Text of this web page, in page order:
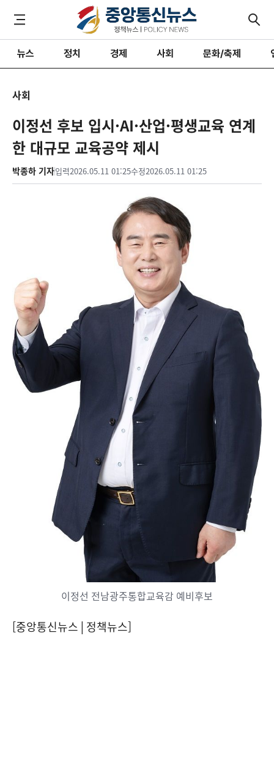
뉴스 정치 경제 사회 문화/축제
사회
이정선 후보 입시·AI·산업·평생교육 연계
한 대규모 교육공약 제시
박종하 기자입력2026.05.11 01:25수정2026.05.11 01:25
이정선 전남광주통합교육감 예비후보
[중앙통신뉴스│정책뉴스]